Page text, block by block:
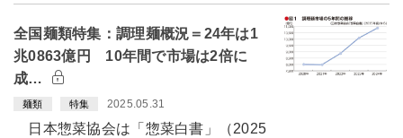
全国麺類特集：調理麺概況＝24年は1
兆0863億円 10年間で市場は2倍に
成…
麺類 特集 2025.05.31
日本惣菜協会は「惣菜白書」（2025